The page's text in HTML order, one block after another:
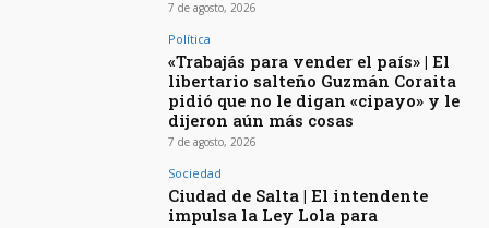
7 de agosto, 2026
Política
«Trabajás para vender el país» | El
libertario salteño Guzmán Coraita
pidió que no le digan «cipayo» y le
dijeron aún más cosas
7 de agosto, 2026
Sociedad
Ciudad de Salta | El intendente
impulsa la Ley Lola para